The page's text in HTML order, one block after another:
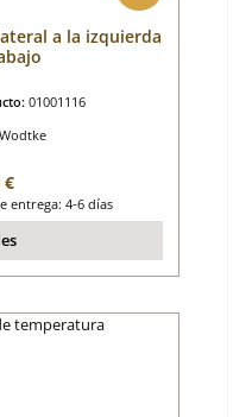
a la izquierda
01001116
Wodtke
normal:
€
entrega: 4-6 días